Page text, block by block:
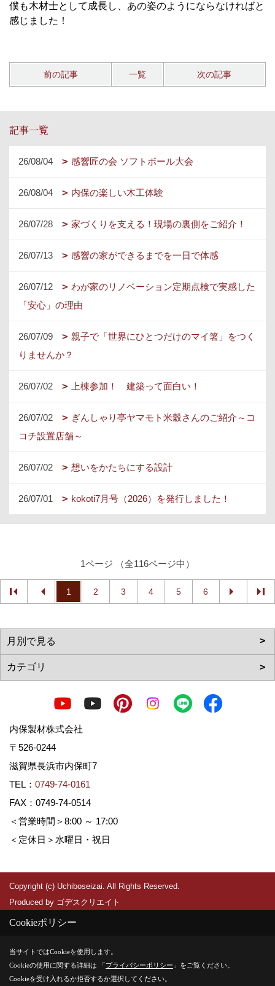
僕も木材士として成長し、あの姿のようにならなければと
感じました！
前の記事 一覧 次の記事
記事一覧
26/08/04 感響匠の会 ソフトボール大会
26/08/04 内保の楽しい木工体験
26/07/28 家づくりを支える！現場の裏側をご紹介！
26/07/13 感響の家ができるまでを一日で体感
26/07/12
わが家のリノベーション定期点検で実感した
「安心」の理由
26/07/09
親子で「世界にひとつだけのマイ箸」をつく
りませんか？
26/07/02 上棟参加！ 建築って面白い！
26/07/02
ぎんしゃり亭ヤマモト米穀さんのご紹介～コ
コチ設置店舗～
26/07/02 想いをかたちにする設計
26/07/01 kokoti7月号（2026）を発行しました！
1ページ （全116ページ中）
1 2 3 4 5 6
内保製材株式会社
〒526-0244
滋賀県長浜市内保町7
TEL： 0749-74-0161
FAX：0749-74-0514
＜営業時間＞8:00 ～ 17:00
＜定休日＞水曜日・祝日
Copyright (c) Uchiboseizai. All Rights Reserved.
Produced by ゴデスクリエイト
Cookieポリシー
当サイトではCookieを使用します。
Cookieの使用に関する詳細は 「プライバシーポリシー 」をご覧ください。
Cookieを受け入れるか拒否するか選択してください。